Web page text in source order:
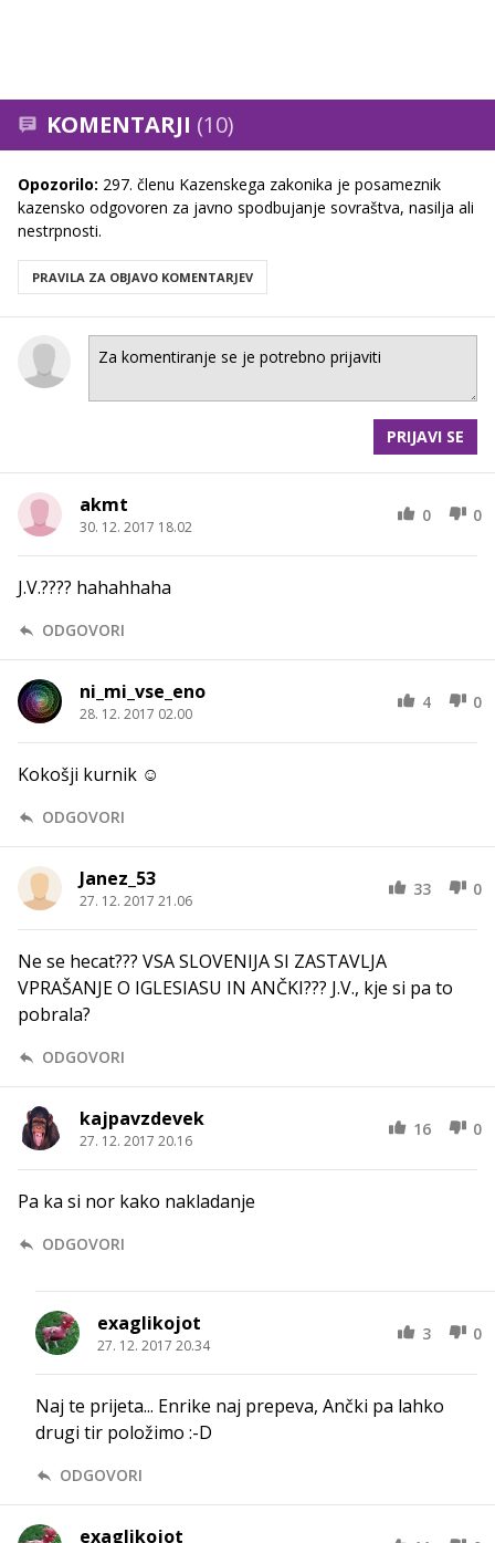
KOMENTARJI (10)
Opozorilo: 297. členu Kazenskega zakonika je posameznik
kazensko odgovoren za javno spodbujanje sovraštva, nasilja ali
nestrpnosti.
PRAVILA ZA OBJAVO KOMENTARJEV
PRIJAVI SE
akmt
30. 12. 2017 18.02
0 0
J.V.???? hahahhaha
ODGOVORI
ni_mi_vse_eno
28. 12. 2017 02.00
4 0
Kokošji kurnik ☺
ODGOVORI
Janez_53
27. 12. 2017 21.06
33 0
Ne se hecat??? VSA SLOVENIJA SI ZASTAVLJA
VPRAŠANJE O IGLESIASU IN ANČKI??? J.V., kje si pa to
pobrala?
ODGOVORI
kajpavzdevek
27. 12. 2017 20.16
16 0
Pa ka si nor kako nakladanje
ODGOVORI
exaglikojot
27. 12. 2017 20.34
3 0
Naj te prijeta... Enrike naj prepeva, Ančki pa lahko
drugi tir položimo :-D
ODGOVORI
exaglikojot